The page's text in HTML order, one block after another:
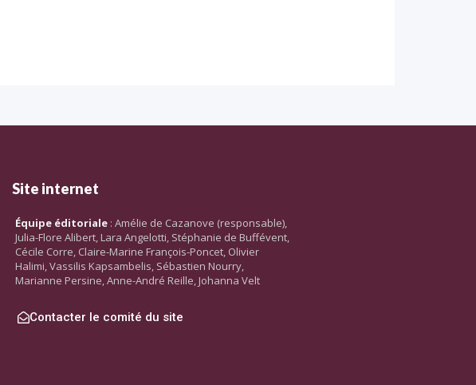
Site internet
Équipe éditoriale : Amélie de Cazanove (responsable),
Julia-Flore Alibert, Lara Angelotti, Stéphanie de Buffévent,
Cécile Corre, Claire-Marine François-Poncet, Olivier
Halimi, Vassilis Kapsambelis, Sébastien Nourry,
Marianne Persine, Anne-André Reille, Johanna Velt
Contacter le comité du site